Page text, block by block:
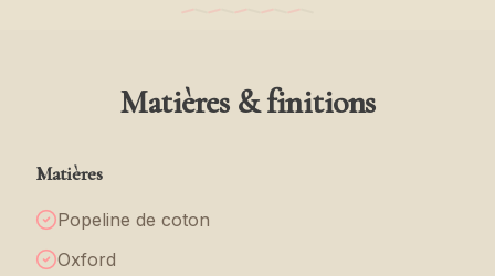
Matières & finitions
Matières
Popeline de coton
Oxford